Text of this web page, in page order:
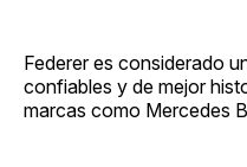
Federer es considerado
confiables y de mejor
marcas como Mercedes